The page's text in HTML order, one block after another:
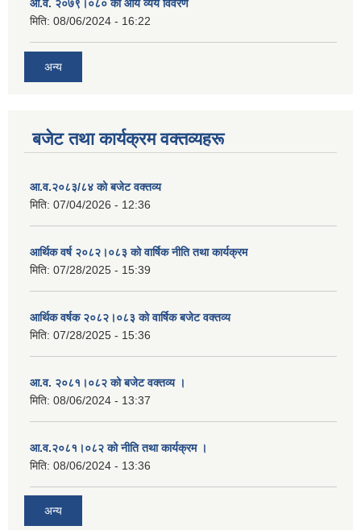
आ.व. २०७९।०८० को आय व्यय विवरण
मिति: 08/06/2024 - 16:22
अन्य
बजेट तथा कार्यक्रम वक्तव्यहरू
आ.व.२०८३/८४ को बजेट वक्तव्य
मिति: 07/04/2026 - 12:36
आर्थिक वर्ष २०८२।०८३ को वार्षिक नीति तथा कार्यक्रम
मिति: 07/28/2025 - 15:39
आर्थिक वर्षक २०८२।०८३ को वार्षिक बजेट वक्तव्य
मिति: 07/28/2025 - 15:36
आ.व. २०८१।०८२ को बजेट वक्तव्य ।
मिति: 08/06/2024 - 13:37
आ.व.२०८१।०८२ को नीति तथा कार्यक्रम ।
मिति: 08/06/2024 - 13:36
अन्य